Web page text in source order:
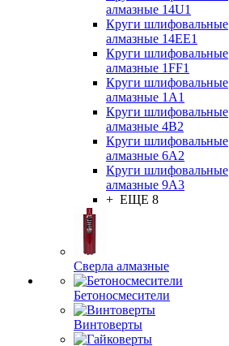
алмазные 14U1
Круги шлифовальные
алмазные 14ЕЕ1
Круги шлифовальные
алмазные 1FF1
Круги шлифовальные
алмазные 1А1
Круги шлифовальные
алмазные 4В2
Круги шлифовальные
алмазные 6A2
Круги шлифовальные
алмазные 9А3
+ ЕЩЕ 8
Сверла алмазные
Бетоносмесители
Винтоверты